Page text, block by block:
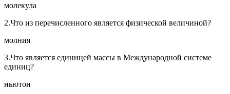
молекула
2.Что из перечисленного является физической величиной?
молния
3.Что является единицей массы в Международной системе
единиц?
ньютон